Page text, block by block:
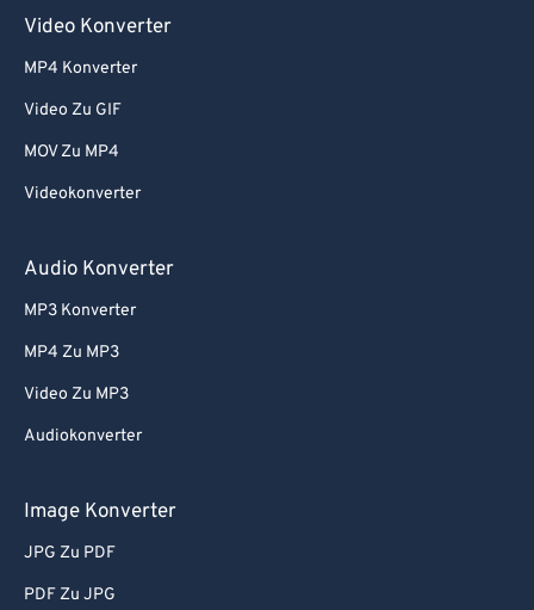
Video Konverter
MP4 Konverter
Video Zu GIF
MOV Zu MP4
Videokonverter
Audio Konverter
MP3 Konverter
MP4 Zu MP3
Video Zu MP3
Audiokonverter
Image Konverter
JPG Zu PDF
PDF Zu JPG